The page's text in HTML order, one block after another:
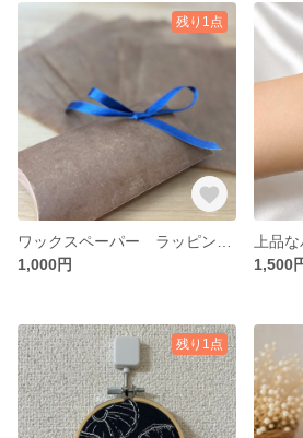
残り1点
1,000円
1,500
残り1点